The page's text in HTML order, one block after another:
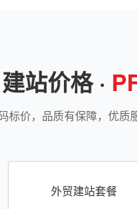
建站价格 ·
标价，品质有保障，优质
外贸建站套餐